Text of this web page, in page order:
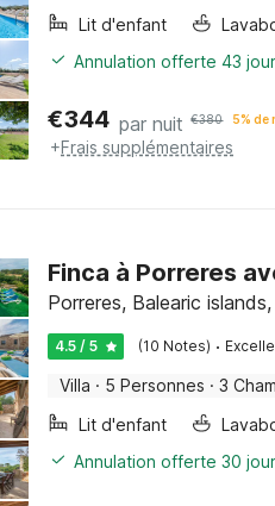
Lit d'enfant
Annulation offerte 43
€344 par nuit €380 5% de
+Frais supplémentaires
Finca à Porreres
Porreres, Balearic
4.5 / 5 (10 Notes) ·
Villa · 5 Personnes · 3
Lit d'enfant
Annulation offerte 30